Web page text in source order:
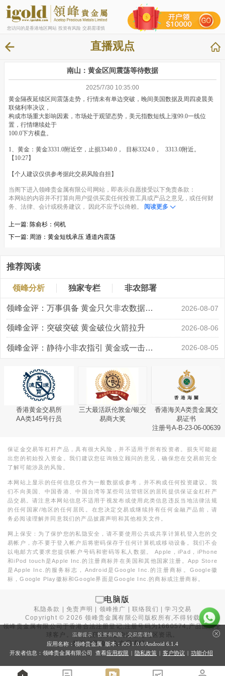
您访问的是香港地区网站 投资有风险 交易需谨慎
直播观点
南山：黄金区间震荡等待数据
2025/7/30 10:35:00
黄金隔夜延续区间震荡走势，行情未有单边突破，晚间美国数据及周四凌晨美
联储利率决议，
构成市场重大影响因素，市场处于观望态势，美元指数短线上涨99.0一线位
置，行情继续处于
100.0下方横盘。
1、黄金：黄金3331.0附近空，止损3340.0， 目标3324.0， 3313.0附近。
【10:27】
【个人建议仅供参考据此交易风险自担】
当阁下进入领峰贵金属有限公司网站，即表示自愿接受以下免责条款：
本网站的内容并不打算向用户提供买卖任何投资工具或产品之意见，或任何财
务、法律、会计或税务建议， 因此不应予以倚赖。
阅读更多
上一篇: 陈俞杉：伺机
下一篇: 周游：黄金短线承压 通道内震荡
推荐阅读
领峰分析 独家专栏 非农部署
领峰金评：万事俱备 黄金只欠非农数据“东风” 2026-08-07
领峰金评：突破突破 黄金破位火箭拉升 2026-08-06
领峰金评：静待小非农指引 黄金或一击破局 2026-08-05
香港黄金交易所
AA类145号行员
三大最活跃伦敦金/银交
易商大奖
香港海关A类贵金属交
易证书
注册号A-B-23-06-00639
保证金交易等杠杆产品，具有很大风险，并不适用于所有投资者。损失可能超
出您的初始投入资金。我们建议您征询独立顾问的意见，确保您在交易前完全
了解可能涉及的风险。
本网站上显示的任何信息仅作为一般数据或参考，并不构成任何投资建议。我
们不向美国、中国香港、中国台湾等某些司法管辖区的居民提供保证金杠杆产
品交易。请注意本网站信息不适用于视发布或使用此类信息违反当地法律法规
的任何国家/地区的任何居民。在您决定交易或继续持有任何金融产品前，请
务必阅读理解并同意我们的产品披露声明和其他相关文件。
网上保安：为了保护您的私隐安全，请不要使用公共或共享计算机登入您的交
易帐户，亦不要于登入帐户后将密码保存于任何计算机或移动设备。我们不会
以电邮方式要求您提供帐户号码和密码等私人数据。 Apple，iPad，iPhone
和iPod touch是Apple Inc.的注册商标并在美国和其他国家注册。App Store
是Apple Inc.的服务标志，Android是Google Inc.的注册商标。Google徽
标，Google Play徽标和Google界面是Google Inc.的商标或注册商标。
电脑版
私隐条款 |免责声明 领峰推广 |联络我们 |学习交易
Copyright ©2026 领峰贵金属有限公司版权所有,不得转载
领峰贵金属有限公司于香港合法注册登记,注册号码为1660574,产品面向全
球客户。本站内所有内容均为香港地区资讯。
投资有风险，入市需谨慎。
温馨提示：投资有风险，交易需谨慎
应用名称：领峰贵金属 版本：iOS 1.0.0/Android 6.1.4
开发者信息：领峰贵金属有限公司 查看应用权限 | 隐私政策 | 客户协议 | 功能介绍